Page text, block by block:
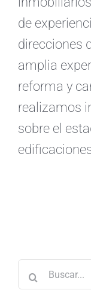
de
direcciones
amplia
reforma y
realizamos
sobre el
Buscar: